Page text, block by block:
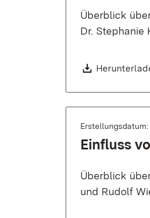
Überblick
Dr. Stephanie
Download:
Erstellungsdatum:
Einfluss
Überblick
und Rudolf